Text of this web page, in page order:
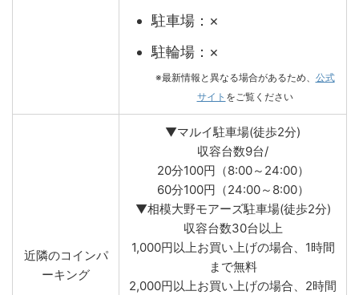
駐車場：×
駐輪場：×
※最新情報と異なる場合があるため、 公式
サイト をご覧ください
近隣のコインパ
ーキング
▼マルイ駐車場(徒歩2分)
収容台数9台/
20分100円（8:00～24:00）
60分100円（24:00～8:00）
▼相模大野モアーズ駐車場(徒歩2分)
収容台数30台以上
1,000円以上お買い上げの場合、1時間
まで無料
2,000円以上お買い上げの場合、2時間